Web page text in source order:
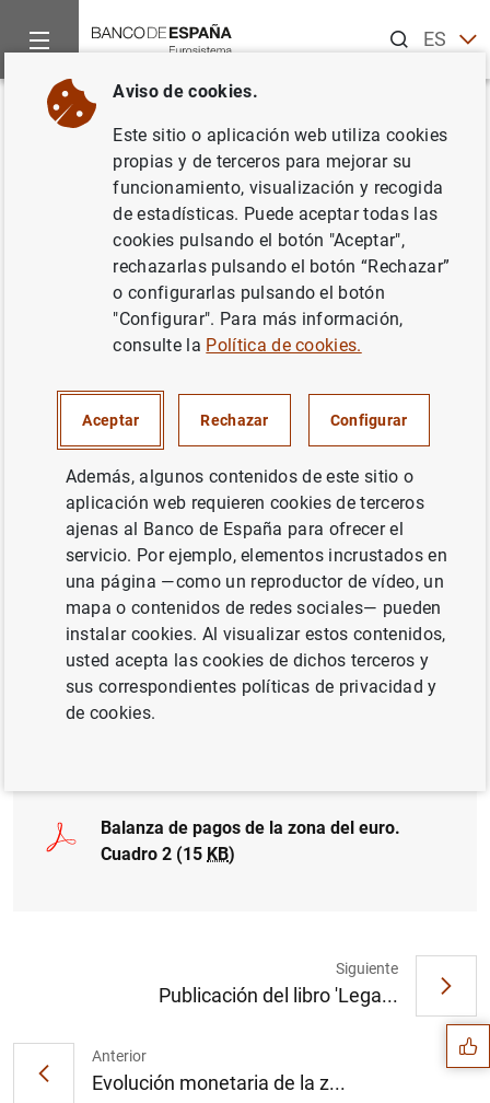
ESEN
Inicio Noticias y eventos
Volver
Balanza de pagos de la zona del
Balanza de pagos de la zona del euro.
Cuadro 1a (17KB )
Balanza de pagos de la zona del euro.
Cuadro 1b (21
Balanza de pagos de la zona del euro.
Cuadro 2 (15 KB)
Anterior
Evolución monetaria de la z...
Siguiente
Publicación del libro 'Lega... Sugerencias
Aviso de cookies.
Este sitio o aplicación web utiliza cookies
propias y de terceros para mejorar su
funcionamiento, visualización y recogida
de estadísticas. Puede aceptar todas las
cookies pulsando el botón "Aceptar",
rechazarlas pulsando el botón “Rechazar”
o configurarlas pulsando el botón
"Configurar". Para más información,
consulte la Política de cookies.
Aceptar Rechazar Configurar
Además, algunos contenidos de este sitio o
aplicación web requieren cookies de terceros
ajenas al Banco de España para ofrecer el
servicio. Por ejemplo, elementos incrustados en
una página —como un reproductor de vídeo, un
mapa o contenidos de redes sociales— pueden
instalar cookies. Al visualizar estos contenidos,
usted acepta las cookies de dichos terceros y
sus correspondientes políticas de privacidad y
de cookies.